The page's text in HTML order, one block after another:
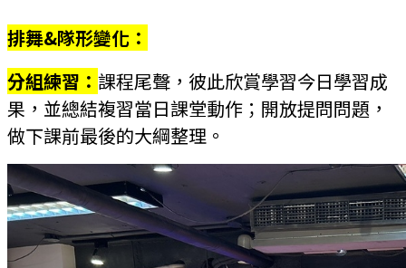
排舞&隊形變化：
分組練習： 課程尾聲，彼此欣賞學習今日學習成
果，並總結複習當日課堂動作；開放提問問題，
做下課前最後的大綱整理。